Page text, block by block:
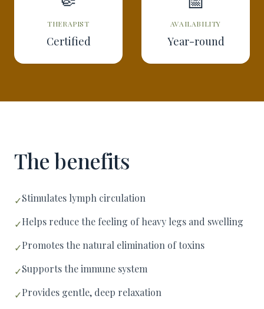
THERAPIST
Certified
AVAILABILITY
Year-round
The benefits
✓Stimulates lymph circulation
✓Helps reduce the feeling of heavy legs and swelling
✓Promotes the natural elimination of toxins
✓Supports the immune system
✓Provides gentle, deep relaxation